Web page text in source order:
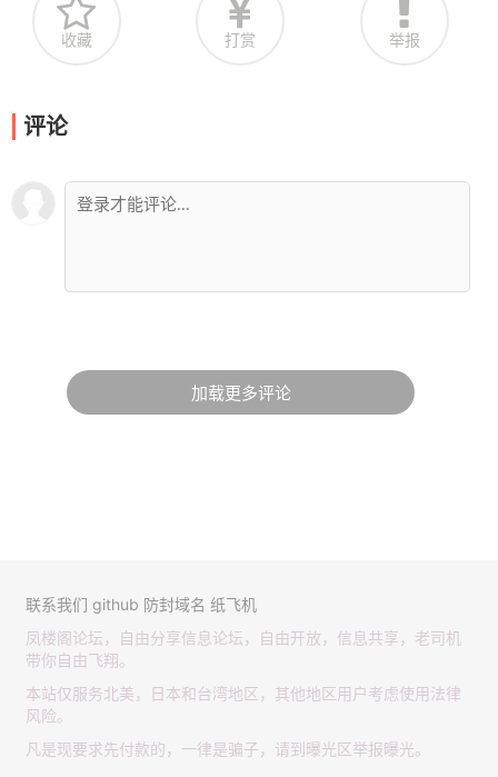
收藏 打赏 举报
评论
加载更多评论
联系我们 github 防封域名 纸飞机
凤楼阁论坛，自由分享信息论坛，自由开放，信息共享，老司机
带你自由飞翔。
本站仅服务北美，日本和台湾地区，其他地区用户考虑使用法律
风险。
凡是现要求先付款的，一律是骗子，请到曝光区举报曝光。